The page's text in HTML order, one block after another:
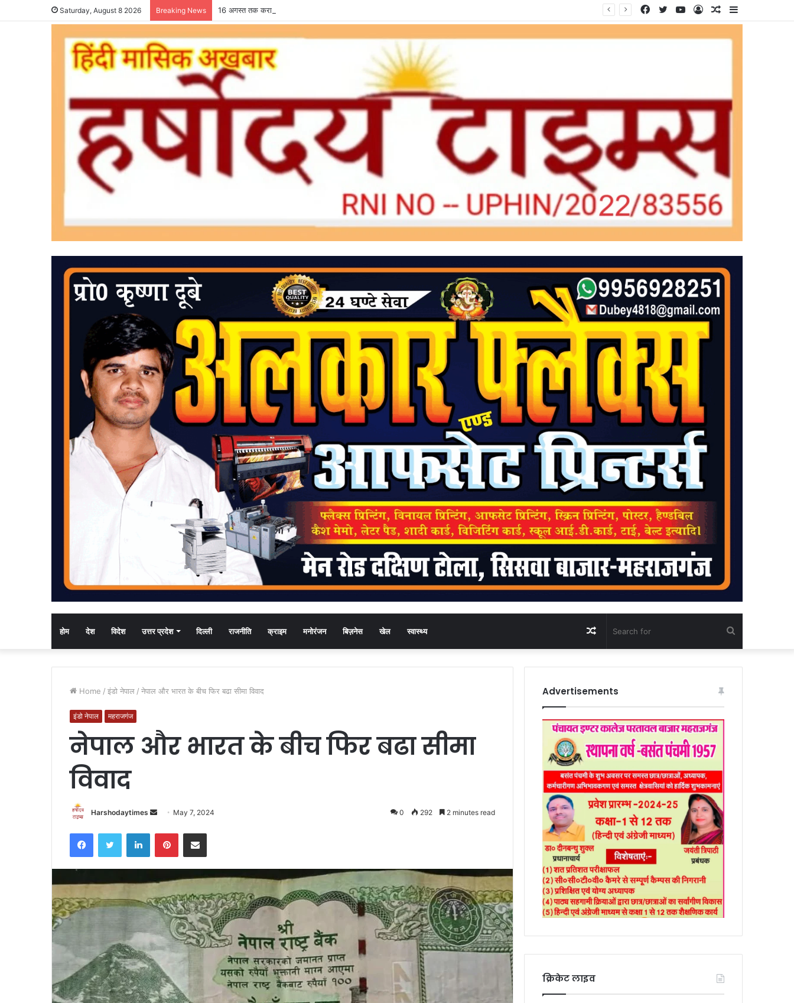
Saturday, August 8 2026 Breaking News 16 अगस्त तक करा लें LPG e-KYC, वरना बुकिंग और सब्सिडी में हो सकती है दिक्कत Sidebar
Random
Log
YouTube
Twitter
Facebook
होम देश विदेश उत्तर प्रदेश दिल्ली राजनीति क्राइम मनोरंजन बिज़नेस खेल स्वास्थ्य
for
Random
Article
Home / इंडो नेपाल / नेपाल और भारत के बीच फिर बढा सीमा विवाद
इंडो नेपाल महराजगंज
नेपाल और भारत के बीच फिर बढा सीमा
विवाद
Harshodaytimes
Send
email
May 7, 2024 0 292 2 minutes read
FacebookTwitter LinkedInPinterestShare via Email
Advertisements
क्रिकेट लाइव